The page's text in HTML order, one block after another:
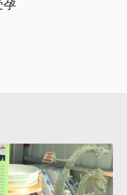
孕